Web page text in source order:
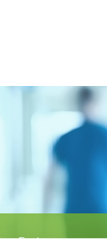
Rechts